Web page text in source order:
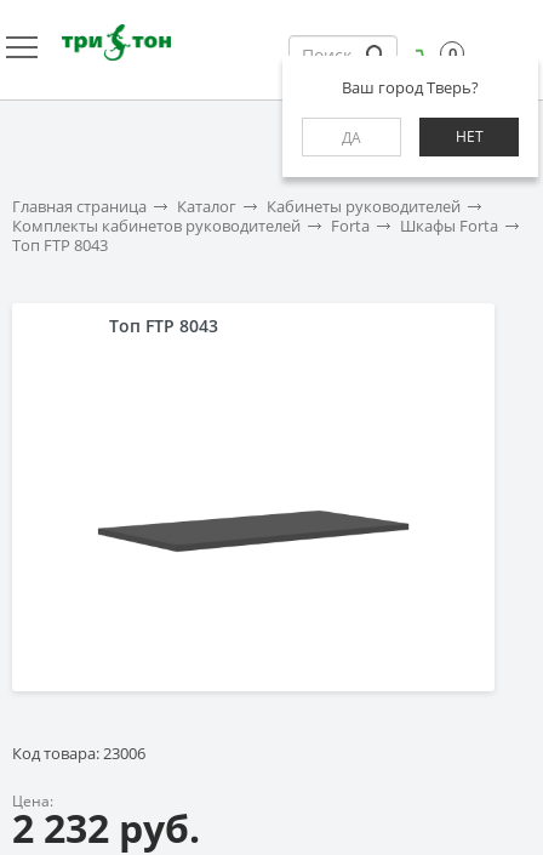
Ваш город Тверь?
ДА НЕТ
0
Главная страница Каталог
Кабинеты руководителей
Комплекты кабинетов руководителей
Forta
Шкафы Forta
Топ FTP 8043
Топ FTP 8043
Код товара: 23006
Цена:
2 232 руб.